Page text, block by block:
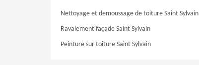
Nettoyage et demoussage de toiture Saint Sylvain
Ravalement façade Saint Sylvain
Peinture sur toiture Saint Sylvain